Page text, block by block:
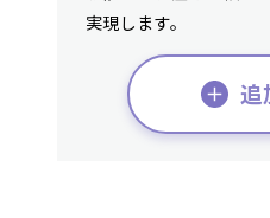
実現します。
追